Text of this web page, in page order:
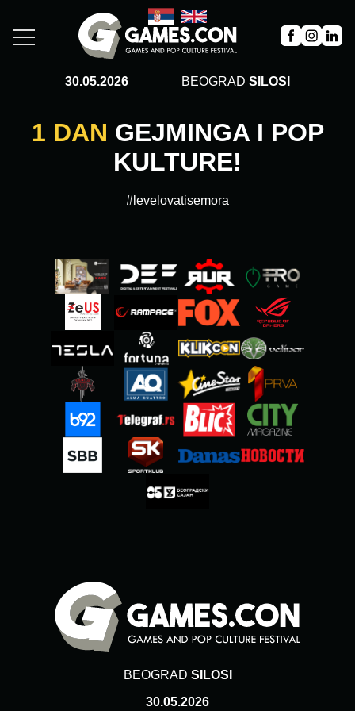
30.05.2026 BEOGRAD SILOSI
1 DAN GEJMINGA I POP
KULTURE!
#levelovatisemora
BEOGRAD SILOSI
30.05.2026